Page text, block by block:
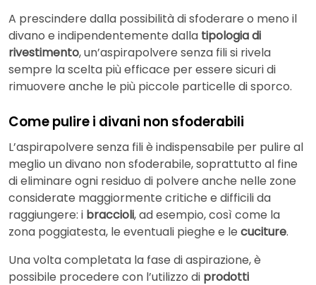
A prescindere dalla possibilità di sfoderare o meno il
divano e indipendentemente dalla tipologia di
rivestimento, un’aspirapolvere senza fili si rivela
sempre la scelta più efficace per essere sicuri di
rimuovere anche le più piccole particelle di sporco.
Come pulire i divani non sfoderabili
L’aspirapolvere senza fili è indispensabile per pulire al
meglio un divano non sfoderabile, soprattutto al fine
di eliminare ogni residuo di polvere anche nelle zone
considerate maggiormente critiche e difficili da
raggiungere: i braccioli, ad esempio, così come la
zona poggiatesta, le eventuali pieghe e le cuciture.
Una volta completata la fase di aspirazione, è
possibile procedere con l’utilizzo di prodotti